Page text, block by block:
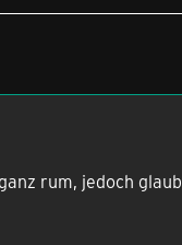
rum, jedoch